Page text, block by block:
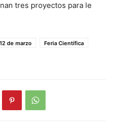
tres proyectos para le
de marzo
Feria Científica